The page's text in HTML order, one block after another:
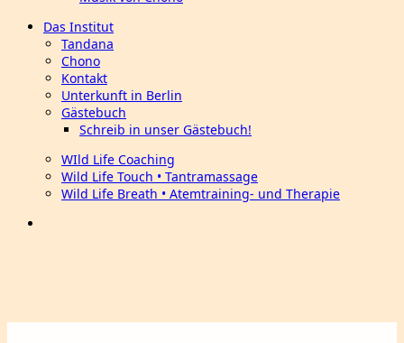
Das Institut
Tandana
Chono
Kontakt
Unterkunft in Berlin
Gästebuch
Schreib in unser Gästebuch!
WIld Life Coaching
Wild Life Touch • Tantramassage
Wild Life Breath • Atemtraining- und Therapie